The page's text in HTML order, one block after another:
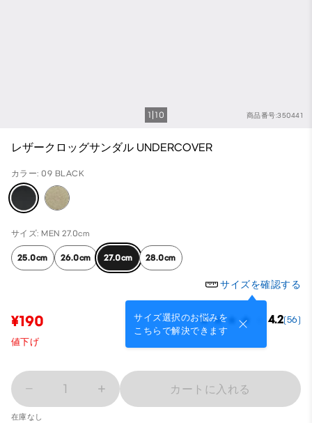
商品番号:350441
1 10
レザークロッグサンダル UNDERCOVER
カラー: 09 BLACK
サイズ: MEN 27.0cm
25.0cm 26.0cm 27.0cm 28.0cm
サイズを確認する
サイズ選択のお悩みを
こちらで解決できます
¥190 4.2(56)
値下げ
1 カートに入れる
在庫なし